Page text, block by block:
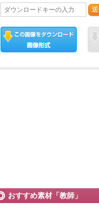
おすすめ素材「教師」